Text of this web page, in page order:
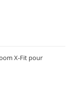
X-Fit pour